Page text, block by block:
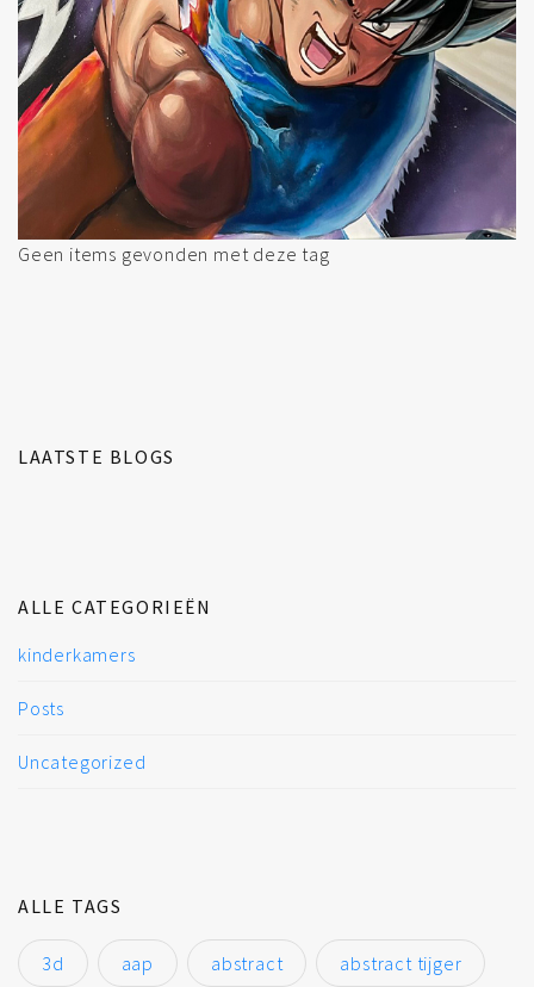
Geen items gevonden met deze tag
LAATSTE BLOGS
ALLE CATEGORIEËN
kinderkamers
Posts
Uncategorized
ALLE TAGS
3d aap abstract abstract tijger